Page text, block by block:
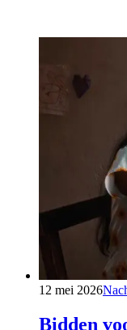
12 mei 2026
Bidden